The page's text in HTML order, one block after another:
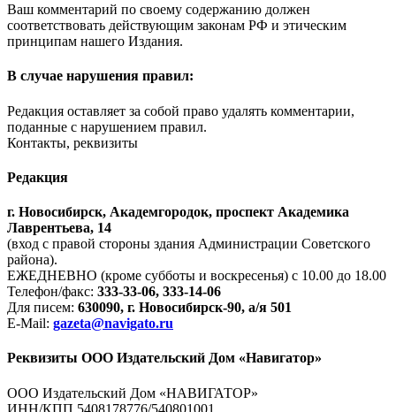
Ваш комментарий по своему содержанию должен
соответствовать действующим законам РФ и этическим
принципам нашего Издания.
В случае нарушения правил:
Редакция оставляет за собой право удалять комментарии,
поданные с нарушением правил.
Контакты, реквизиты
Редакция
г. Новосибирск, Академгородок, проспект Академика
Лаврентьева, 14
(вход с правой стороны здания Администрации Советского
района).
ЕЖЕДНЕВНО (кроме субботы и воскресенья) с 10.00 до 18.00
Телефон/факс: 333-33-06, 333-14-06
Для писем: 630090, г. Новосибирск-90, а/я 501
E-Mail: gazeta@navigato.ru
Реквизиты ООО Издательский Дом «Навигатор»
ООО Издательский Дом «НАВИГАТОР»
ИНН/КПП 5408178776/540801001